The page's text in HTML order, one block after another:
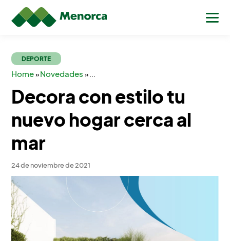
DEPORTE
Home»Novedades»
Decora con estilo tu
nuevo hogar cerca al
mar
24 de noviembre de 2021